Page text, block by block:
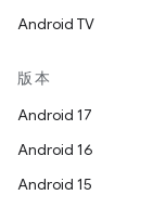
Android TV
版本
Android 17
Android 16
Android 15